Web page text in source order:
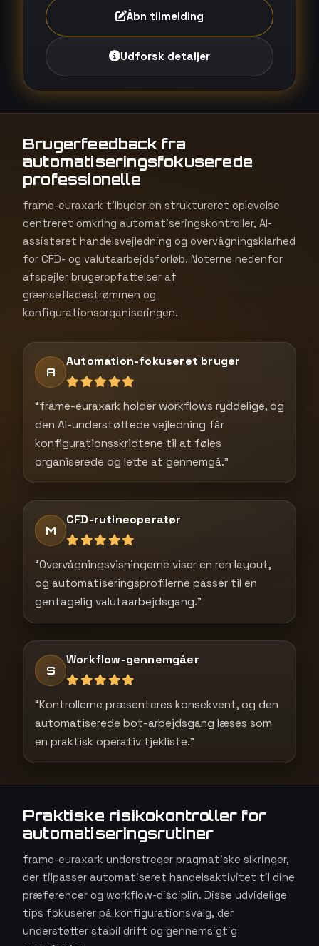
Åbn tilmelding
Udforsk detaljer
Brugerfeedback fra
automatiseringsfokuserede
professionelle
frame-euraxark tilbyder en struktureret oplevelse
centreret omkring automatiseringskontroller, AI-
assisteret handelsvejledning og overvågningsklarhed
for CFD- og valutaarbejdsforløb. Noterne nedenfor
afspejler brugeropfattelser af
grænsefladestrømmen og
konfigurationsorganiseringen.
A
Automation-fokuseret bruger
“frame-euraxark holder workflows ryddelige, og
den AI-understøttede vejledning får
konfigurationsskridtene til at føles
organiserede og lette at gennemgå.”
M
CFD-rutineoperatør
“Overvågningsvisningerne viser en ren layout,
og automatiseringsprofilerne passer til en
gentagelig valutaarbejdsgang.”
S
Workflow-gennemgåer
“Kontrollerne præsenteres konsekvent, og den
automatiserede bot-arbejdsgang læses som
en praktisk operativ tjekliste.”
Praktiske risikokontroller for
automatiseringsrutiner
frame-euraxark understreger pragmatiske sikringer,
der tilpasser automatiseret handelsaktivitet til dine
præferencer og workflow-disciplin. Disse udvidelige
tips fokuserer på konfigurationsvalg, der
understøtter stabil drift og gennemsigtig